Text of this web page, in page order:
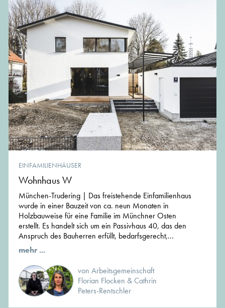
EINFAMILIENHÄUSER
Wohnhaus W
München-Trudering | Das freistehende Einfamilienhaus
wurde in einer Bauzeit von ca. neun Monaten in
Holzbauweise für eine Familie im Münchner Osten
erstellt. Es handelt sich um ein Passivhaus 40, das den
Anspruch des Bauherren erfüllt, bedarfsgerecht,...
mehr ...
von Arbeitsgemeinschaft
Florian Flocken & Cathrin
Peters-Rentschler